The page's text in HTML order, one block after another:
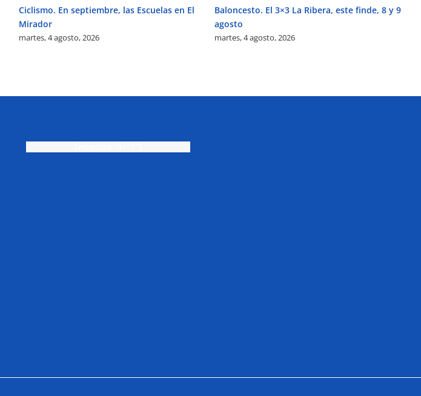
Ciclismo. En septiembre, las Escuelas en El
Mirador
martes, 4 agosto, 2026
Baloncesto. El 3×3 La Ribera, este finde, 8 y 9
agosto
martes, 4 agosto, 2026